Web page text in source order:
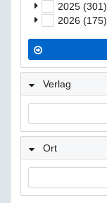
2025 (301)
2026 (175)
Verlag
Ort